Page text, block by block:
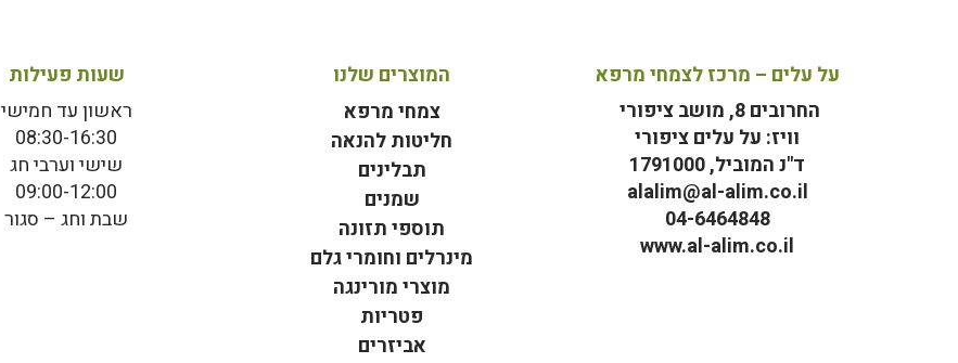
על עלים – מרכז לצמחי מרפא
החרובים 8, מושב ציפורי
וויז: על עלים ציפורי
ד"נ המוביל, 1791000
alalim@al-alim.co.il
04-6464848
www.al-alim.co.il
המוצרים שלנו
צמחי מרפא
חליטות להנאה
תבלינים
שמנים
תוספי תזונה
מינרלים וחומרי גלם
מוצרי מורינגה
פטריות
אביזרים
שעות פעילות
ראשון עד חמישי
08:30-16:30
שישי וערבי חג
09:00-12:00
שבת וחג – סגור